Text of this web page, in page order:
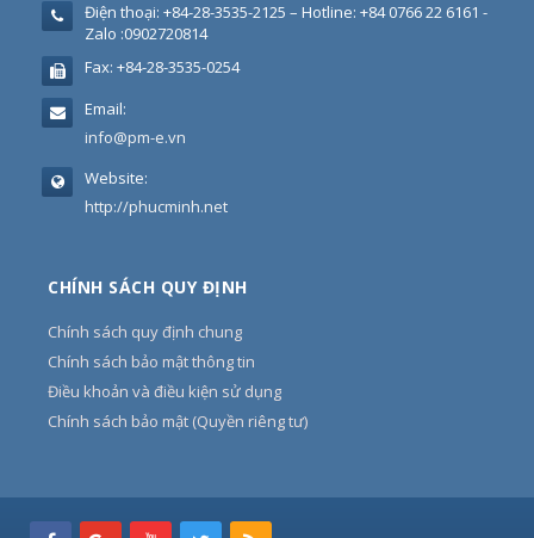
Điện thoại: +84-28-3535-2125 – Hotline: +84 0766 22 6161 -
Zalo :0902720814
Fax: +84-28-3535-0254
Email:
info@pm-e.vn
Website:
http://phucminh.net
CHÍNH SÁCH QUY ĐỊNH
Chính sách quy định chung
Chính sách bảo mật thông tin
Điều khoản và điều kiện sử dụng
Chính sách bảo mật (Quyền riêng tư)